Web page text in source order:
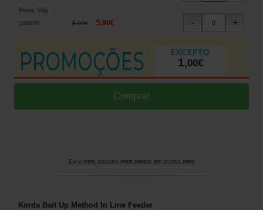
Peso: 50g
208629] 6,90€ 5,90€
1,00€
Eu vi este produto mais barato em outros sites
Korda Bait Up Method In Line Feeder